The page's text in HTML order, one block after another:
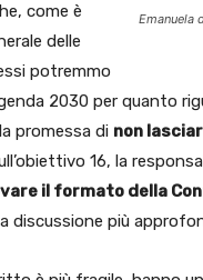
Emanuela
come è
delle
potremmo
2030 per quanto
promessa di non
16, la
il formato della
discussione più